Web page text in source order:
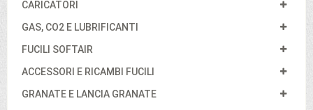
CARICATORI
GAS, CO2 E LUBRIFICANTI
FUCILI SOFTAIR
ACCESSORI E RICAMBI FUCILI
GRANATE E LANCIA GRANATE